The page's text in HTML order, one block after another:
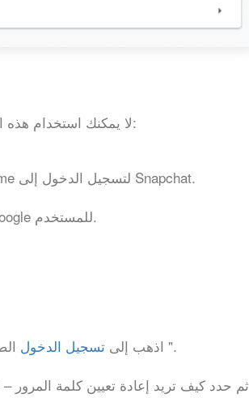
لا يمكنك استخدام هذه الطريقة إلا إذا تم استيفاء كلا الشرطين التاليين:
استخدم المستخدم متصفح Google Chrome لتسجيل الدخول إلى Snapchat.
يمكنك الحصول على كلمة مرور حساب Google للمستخدم.
اذهب إلى تسجيل الدخول
".
ثم حدد كيف تريد إعادة تعيين كلمة المرور –